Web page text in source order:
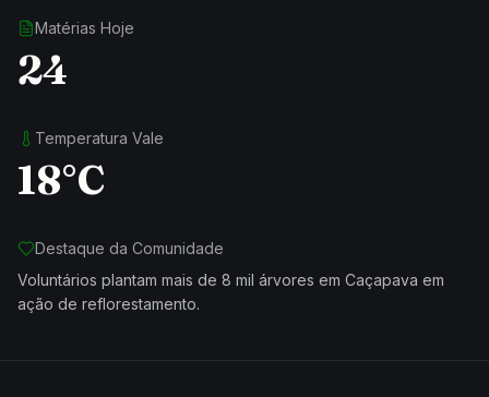
Matérias Hoje
24
Temperatura Vale
18°C
Destaque da Comunidade
Voluntários plantam mais de 8 mil árvores em Caçapava em
ação de reflorestamento.